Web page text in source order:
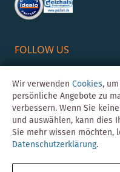
FOLLOW US
Wir verwenden Cookies,
persönliche Angebote zu
verbessern. Wenn Sie
und auswählen, kann dies
Sie mehr wissen möchten,
Datenschutzerklärung.